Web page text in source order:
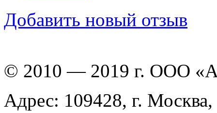
Добавить новый отзыв
© 2010 — 2019 г. ООО
Адрес: 109428, г.